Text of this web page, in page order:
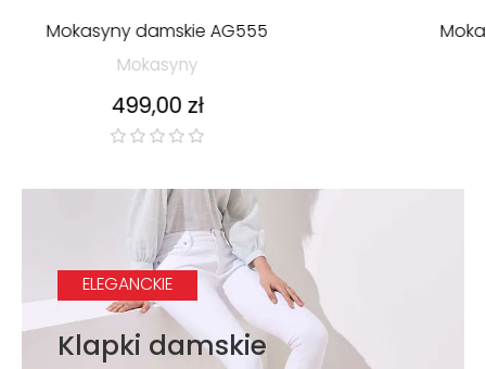
Mokasyny damskie Wonders A-2803 Lack Taupe
ELEGANCKIE
Klapki damskie